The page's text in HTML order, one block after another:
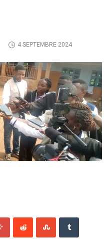
4 SEPTEMBRE 2024